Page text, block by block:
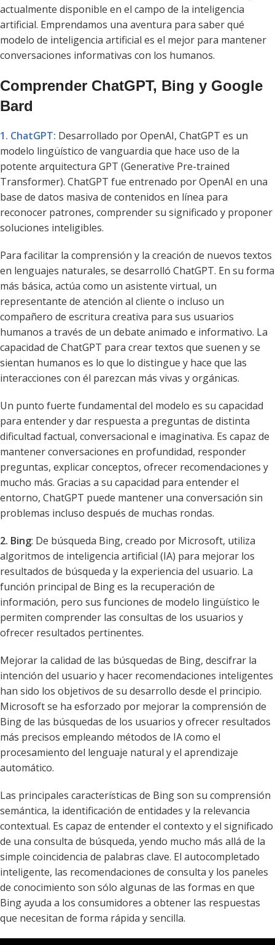
actualmente disponible en el campo de la inteligencia
artificial. Emprendamos una aventura para saber qué
modelo de inteligencia artificial es el mejor para mantener
conversaciones informativas con los humanos.
Comprender ChatGPT, Bing y Google
Bard
1. ChatGPT: Desarrollado por OpenAI, ChatGPT es un
modelo lingüístico de vanguardia que hace uso de la
potente arquitectura GPT (Generative Pre-trained
Transformer). ChatGPT fue entrenado por OpenAI en una
base de datos masiva de contenidos en línea para
reconocer patrones, comprender su significado y proponer
soluciones inteligibles.
Para facilitar la comprensión y la creación de nuevos textos
en lenguajes naturales, se desarrolló ChatGPT. En su forma
más básica, actúa como un asistente virtual, un
representante de atención al cliente o incluso un
compañero de escritura creativa para sus usuarios
humanos a través de un debate animado e informativo. La
capacidad de ChatGPT para crear textos que suenen y se
sientan humanos es lo que lo distingue y hace que las
interacciones con él parezcan más vivas y orgánicas.
Un punto fuerte fundamental del modelo es su capacidad
para entender y dar respuesta a preguntas de distinta
dificultad factual, conversacional e imaginativa. Es capaz de
mantener conversaciones en profundidad, responder
preguntas, explicar conceptos, ofrecer recomendaciones y
mucho más. Gracias a su capacidad para entender el
entorno, ChatGPT puede mantener una conversación sin
problemas incluso después de muchas rondas.
2. Bing: De búsqueda Bing, creado por Microsoft, utiliza
algoritmos de inteligencia artificial (IA) para mejorar los
resultados de búsqueda y la experiencia del usuario. La
función principal de Bing es la recuperación de
información, pero sus funciones de modelo lingüístico le
permiten comprender las consultas de los usuarios y
ofrecer resultados pertinentes.
Mejorar la calidad de las búsquedas de Bing, descifrar la
intención del usuario y hacer recomendaciones inteligentes
han sido los objetivos de su desarrollo desde el principio.
Microsoft se ha esforzado por mejorar la comprensión de
Bing de las búsquedas de los usuarios y ofrecer resultados
más precisos empleando métodos de IA como el
procesamiento del lenguaje natural y el aprendizaje
automático.
Las principales características de Bing son su comprensión
semántica, la identificación de entidades y la relevancia
contextual. Es capaz de entender el contexto y el significado
de una consulta de búsqueda, yendo mucho más allá de la
simple coincidencia de palabras clave. El autocompletado
inteligente, las recomendaciones de consulta y los paneles
de conocimiento son sólo algunas de las formas en que
Bing ayuda a los consumidores a obtener las respuestas
que necesitan de forma rápida y sencilla.